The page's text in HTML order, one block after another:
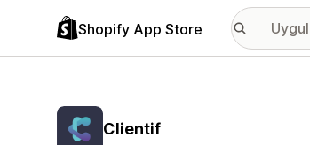
Shopify App Store
Clientif